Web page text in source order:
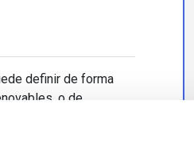
definir de forma
o de
el fin de optimizar
Principal de